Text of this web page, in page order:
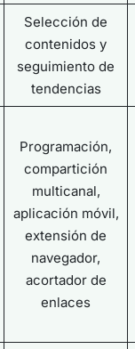
Selección de
contenidos y
seguimiento de
tendencias
Programación,
compartición
multicanal,
aplicación móvil,
extensión de
navegador,
acortador de
enlaces